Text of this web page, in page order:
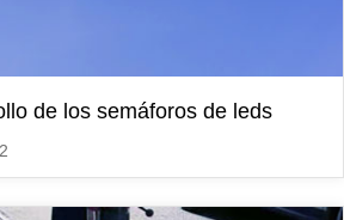
de los semáforos de leds